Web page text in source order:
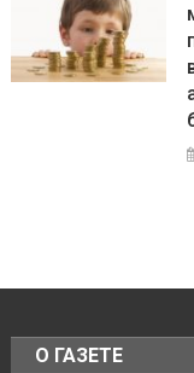
О ГАЗЕТЕ